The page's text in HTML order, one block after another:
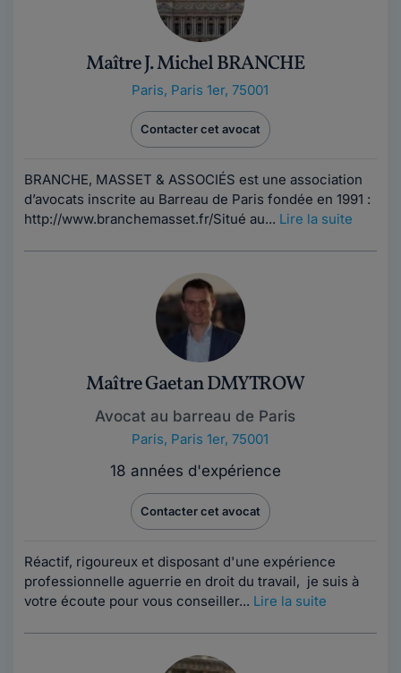
Maître J. Michel BRANCHE
Paris, Paris 1er, 75001
Contacter cet avocat
BRANCHE, MASSET & ASSOCIÉS est une association
d’avocats inscrite au Barreau de Paris fondée en 1991 :
http://www.branchemasset.fr/Situé au... Lire la suite
Maître Gaetan DMYTROW
Avocat au barreau de Paris
Paris, Paris 1er, 75001
18 années d'expérience
Contacter cet avocat
Réactif, rigoureux et disposant d'une expérience
professionnelle aguerrie en droit du travail, je suis à
votre écoute pour vous conseiller... Lire la suite